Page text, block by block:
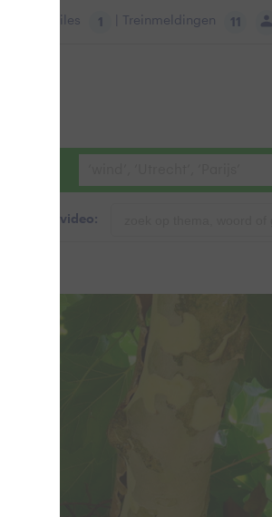
Files 1 | Treinmeldingen 11
in foto & video: